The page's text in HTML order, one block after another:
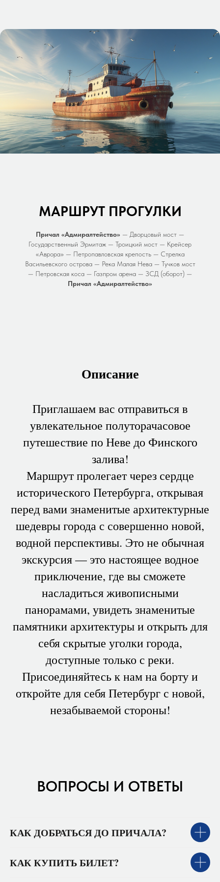
МАРШРУТ ПРОГУЛКИ
Причал «Адмиралтейство» — Дворцовый мост —
Государственный Эрмитаж — Троицкий мост — Крейсер
«Аврора» — Петропавловская крепость — Стрелка
Васильевского острова — Река Малая Нева — Тучков мост
— Петровская коса — Газпром арена — ЗСД (оборот) —
Причал «Адмиралтейство»
Описание
Приглашаем вас отправиться в
увлекательное полуторачасовое
путешествие по Неве до Финского
залива!
Маршрут пролегает через сердце
исторического Петербурга, открывая
перед вами знаменитые архитектурные
шедевры города с совершенно новой,
водной перспективы. Это не обычная
экскурсия — это настоящее водное
приключение, где вы сможете
насладиться живописными
панорамами, увидеть знаменитые
памятники архитектуры и открыть для
себя скрытые уголки города,
доступные только с реки.
Присоединяйтесь к нам на борту и
откройте для себя Петербург с новой,
незабываемой стороны!
ВОПРОСЫ И ОТВЕТЫ
КАК ДОБРАТЬСЯ ДО ПРИЧАЛА?
КАК КУПИТЬ БИЛЕТ?